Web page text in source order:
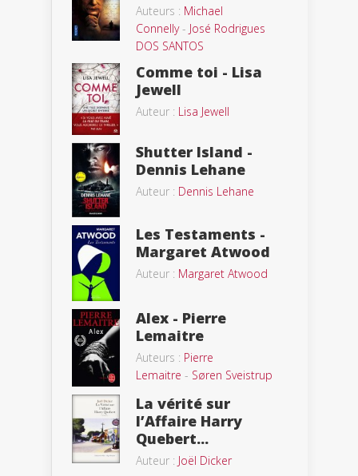
Auteurs : Michael
Connelly- José Rodrigues
DOS SANTOS
Comme toi - Lisa
Jewell
Auteur : Lisa Jewell
Shutter Island -
Dennis Lehane
Auteur : Dennis Lehane
Les Testaments -
Margaret Atwood
Auteur : Margaret Atwood
Alex - Pierre
Lemaitre
Auteurs : Pierre
Lemaitre - Søren Sveistrup
La vérité sur
l’Affaire Harry
Quebert...
Auteur : Joël Dicker